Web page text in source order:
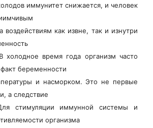
иммунитет снижается, и человек
воздействиям как извне, так и изнутри
холодное время года организм часто
беременности
и насморком. Это не первые
а следствие
стимуляции иммунной системы и
организма